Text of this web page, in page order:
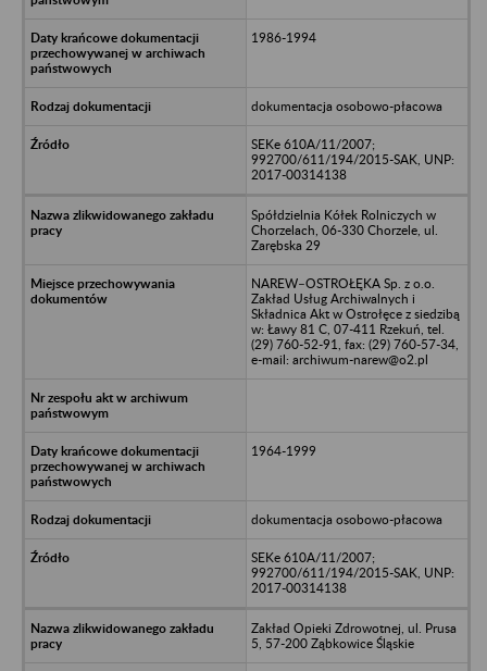
1986-1994
dokumentacja osobowo-płacowa
SEKe 610A/11/2007;
992700/611/194/2015-SAK, UNP:
2017-00314138
Spółdzielnia Kółek Rolniczych w
Chorzelach, 06-330 Chorzele, ul.
Zarębska 29
NAREW–OSTROŁĘKA Sp. z o.o.
Zakład Usług Archiwalnych i
Składnica Akt w Ostrołęce z siedzibą
w: Ławy 81 C, 07-411 Rzekuń, tel.
(29) 760-52-91, fax: (29) 760-57-34,
e-mail: archiwum-narew@o2.pl
1964-1999
dokumentacja osobowo-płacowa
SEKe 610A/11/2007;
992700/611/194/2015-SAK, UNP:
2017-00314138
Zakład Opieki Zdrowotnej, ul. Prusa
5, 57-200 Ząbkowice Śląskie